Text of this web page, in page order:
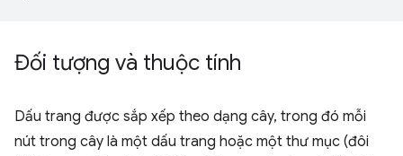
Đối tượng và thuộc tính
Dấu trang được sắp xếp theo dạng cây, trong đó mỗi
nút trong cây là một dấu trang hoặc một thư mục (đôi